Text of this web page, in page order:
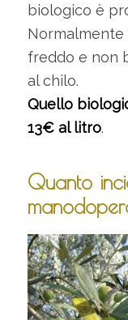
biologico è
Normalmente
freddo e non
al chilo.
Quello
13€ al litro.
Quanto